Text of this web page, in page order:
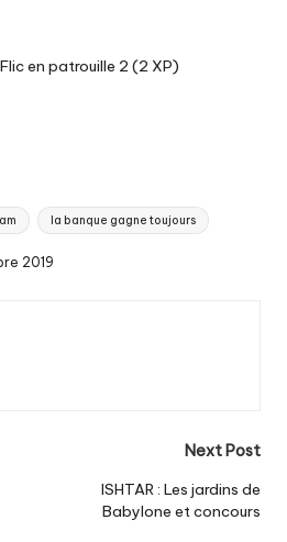
en patrouille 2 (2 XP)
la banque gagne toujours
2019
Next Post
ISHTAR : Les jardins de
Babylone et concours